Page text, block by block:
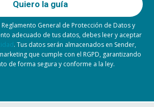
General de Protección de Datos y
adecuado de tus datos, debes leer y aceptar
. Tus datos serán almacenados en Sender,
que cumple con el RGPD, garantizando
de forma segura y conforme a la ley.